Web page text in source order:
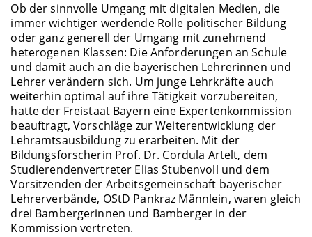
Ob der sinnvolle Umgang mit digitalen Medien, die
immer wichtiger werdende Rolle politischer Bildung
oder ganz generell der Umgang mit zunehmend
heterogenen Klassen: Die Anforderungen an Schule
und damit auch an die bayerischen Lehrerinnen und
Lehrer verändern sich. Um junge Lehrkräfte auch
weiterhin optimal auf ihre Tätigkeit vorzubereiten,
hatte der Freistaat Bayern eine Expertenkommission
beauftragt, Vorschläge zur Weiterentwicklung der
Lehramtsausbildung zu erarbeiten. Mit der
Bildungsforscherin Prof. Dr. Cordula Artelt, dem
Studierendenvertreter Elias Stubenvoll und dem
Vorsitzenden der Arbeitsgemeinschaft bayerischer
Lehrerverbände, OStD Pankraz Männlein, waren gleich
drei Bambergerinnen und Bamberger in der
Kommission vertreten.